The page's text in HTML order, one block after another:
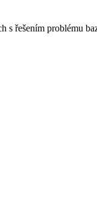
s řešením problému